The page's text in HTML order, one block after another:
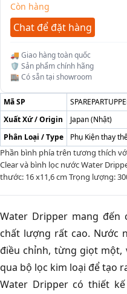
Còn hàng
Chat để đặt hàng
🚚 Giao hàng toàn quốc
🛡️ Sản phẩm chính hãng
🏬 Có sẵn tại showroom
Mã SP
Xuất Xứ / Origin
Japan (Nhật)
Phân Loại / Type
Phụ Kiện thay
Phần bình phía trên tương thích
Clear và bình lọc nước Water
thước: 16 x11,6 cm Trọng lượng:
Water Dripper mang đến
chất lượng rất cao. Nước
điều chỉnh, từng giọt một,
qua bộ lọc kim loại để tạo
Water Dripper có thiết